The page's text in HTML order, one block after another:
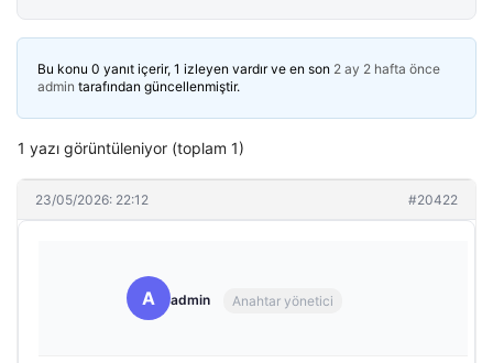
Bu konu 0 yanıt içerir, 1 izleyen vardır ve en son 2 ay 2 hafta önce
admin tarafından güncellenmiştir.
1 yazı görüntüleniyor (toplam 1)
23/05/2026: 22:12 #20422
A admin Anahtar yönetici